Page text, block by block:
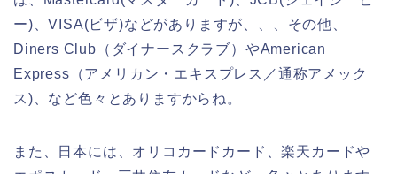
ー)、VISA(ビザ)などがありますが、、、その他、
Diners Club（ダイナースクラブ）やAmerican
Express（アメリカン・エキスプレス／通称アメック
ス)、など色々とありますからね。
また、日本には、オリコカードカード、楽天カードや